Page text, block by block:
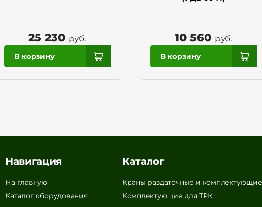
25 230 руб. 10 560 руб.
Навигация
На главную
Каталог оборудования
Каталог
Краны раздаточные и комплектующие
Комплектующие для ТРК